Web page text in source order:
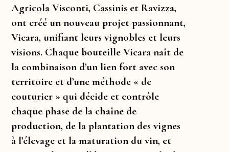
Agricola Visconti, Cassinis et Ravizza,
ont créé un nouveau projet passionnant,
Vicara, unifiant leurs vignobles et leurs
visions. Chaque bouteille Vicara naît de
la combinaison d’un lien fort avec son
territoire et d’une méthode « de
couturier » qui décide et contrôle
chaque phase de la chaîne de
production, de la plantation des vignes
à l’élevage et la maturation du vin, et